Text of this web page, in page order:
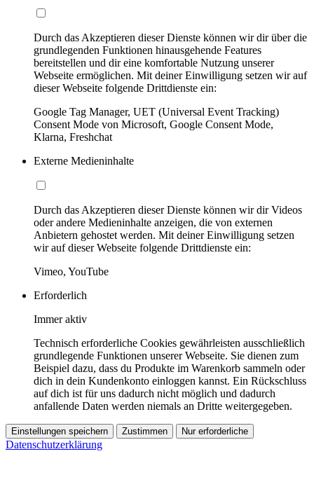
Durch das Akzeptieren dieser Dienste können wir dir über die
grundlegenden Funktionen hinausgehende Features
bereitstellen und dir eine komfortable Nutzung unserer
Webseite ermöglichen. Mit deiner Einwilligung setzen wir auf
dieser Webseite folgende Drittdienste ein:
Google Tag Manager, UET (Universal Event Tracking)
Consent Mode von Microsoft, Google Consent Mode,
Klarna, Freshchat
Externe Medieninhalte
Durch das Akzeptieren dieser Dienste können wir dir Videos
oder andere Medieninhalte anzeigen, die von externen
Anbietern gehostet werden. Mit deiner Einwilligung setzen
wir auf dieser Webseite folgende Drittdienste ein:
Vimeo, YouTube
Erforderlich
Immer aktiv
Technisch erforderliche Cookies gewährleisten ausschließlich
grundlegende Funktionen unserer Webseite. Sie dienen zum
Beispiel dazu, dass du Produkte im Warenkorb sammeln oder
dich in dein Kundenkonto einloggen kannst. Ein Rückschluss
auf dich ist für uns dadurch nicht möglich und dadurch
anfallende Daten werden niemals an Dritte weitergegeben.
Einstellungen speichern Zustimmen Nur erforderliche
Datenschutzerklärung